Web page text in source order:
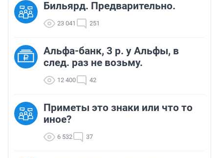
Бильярд. Предварительно.
23 041 251
Альфа-банк, 3 р. у Альфы, в
след. раз не возьму.
12 400 42
Приметы это знаки или что то
иное?
6 532 37